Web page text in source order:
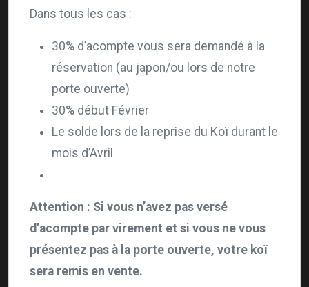
Dans tous les cas :
30% d’acompte vous sera demandé à la
réservation (au japon/ou lors de notre
porte ouverte)
30% début Février
Le solde lors de la reprise du Koï durant le
mois d’Avril
Attention : Si vous n’avez pas versé
d’acompte par virement et si vous ne vous
présentez pas à la porte ouverte, votre koï
sera remis en vente.